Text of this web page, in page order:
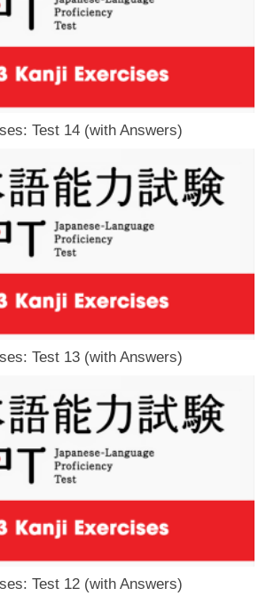
Test 14 (with Answers)
Test 13 (with Answers)
Test 12 (with Answers)